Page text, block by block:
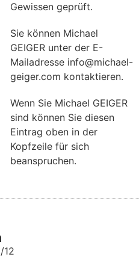
Gewissen geprüft.
Sie können Michael
GEIGER unter der E-
Mailadresse info@michael-
geiger.com kontaktieren.
Wenn Sie Michael GEIGER
sind können Sie diesen
Eintrag oben in der
Kopfzeile für sich
beanspruchen.
12